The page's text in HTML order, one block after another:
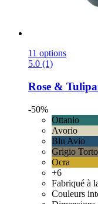
11 options
5.0 (1)
Rose &
-50%
Ottanio
Avorio
Blu Avio
Grigio
Ocra
+6
Fabriqué à
Couleurs